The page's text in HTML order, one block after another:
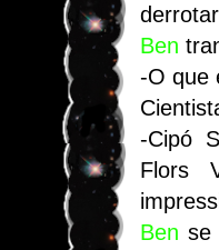
Ben
-O que
-Cipó
Flors
Ben se